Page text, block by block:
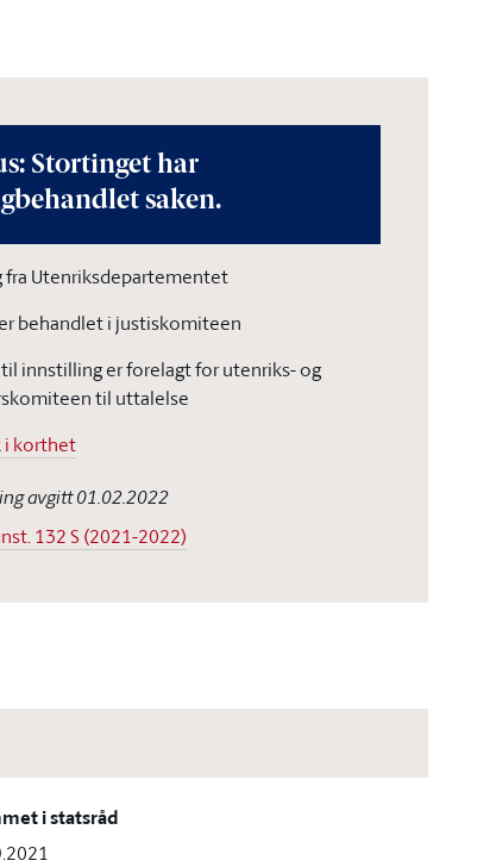
Stortinget har
saken.
fra Utenriksdepartementet
behandlet i justiskomiteen
innstilling er forelagt for utenriks- og
til uttalelse
i korthet
avgitt 01.02.2022
132 S (2021-2022)
i statsråd